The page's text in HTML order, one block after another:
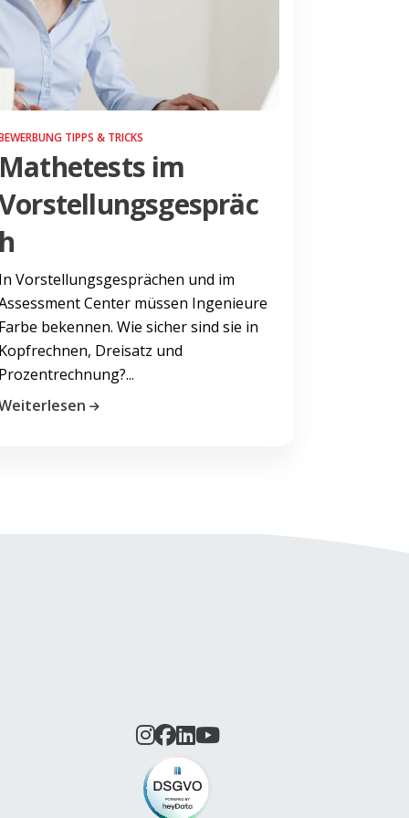
TIPPS & TRICKS
im
Vorstellungsgesprächen und im
Center müssen Ingenieure
bekennen. Wie sicher sind sie in
Dreisatz und